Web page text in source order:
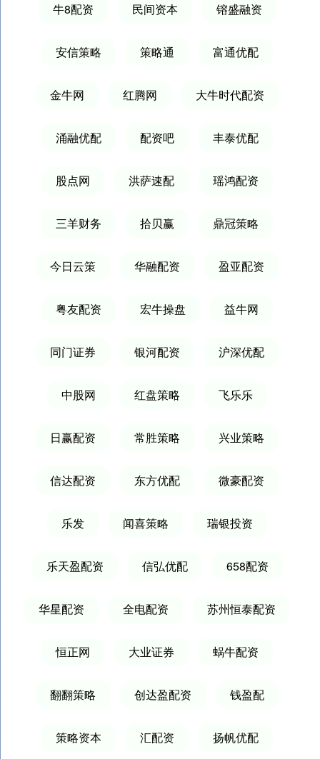
牛8配资 民间资本 镕盛融资
安信策略 策略通 富通优配
金牛网 红腾网 大牛时代配资
涌融优配 配资吧 丰泰优配
股点网 洪萨速配 瑶鸿配资
三羊财务 拾贝赢 鼎冠策略
今日云策 华融配资 盈亚配资
粤友配资 宏牛操盘 益牛网
同门证券 银河配资 沪深优配
中股网 红盘策略 飞乐乐
日赢配资 常胜策略 兴业策略
信达配资 东方优配 微豪配资
乐发 闻喜策略 瑞银投资
乐天盈配资 信弘优配 658配资
华星配资 全电配资 苏州恒泰配资
恒正网 大业证券 蜗牛配资
翻翻策略 创达盈配资 钱盈配
策略资本 汇配资 扬帆优配